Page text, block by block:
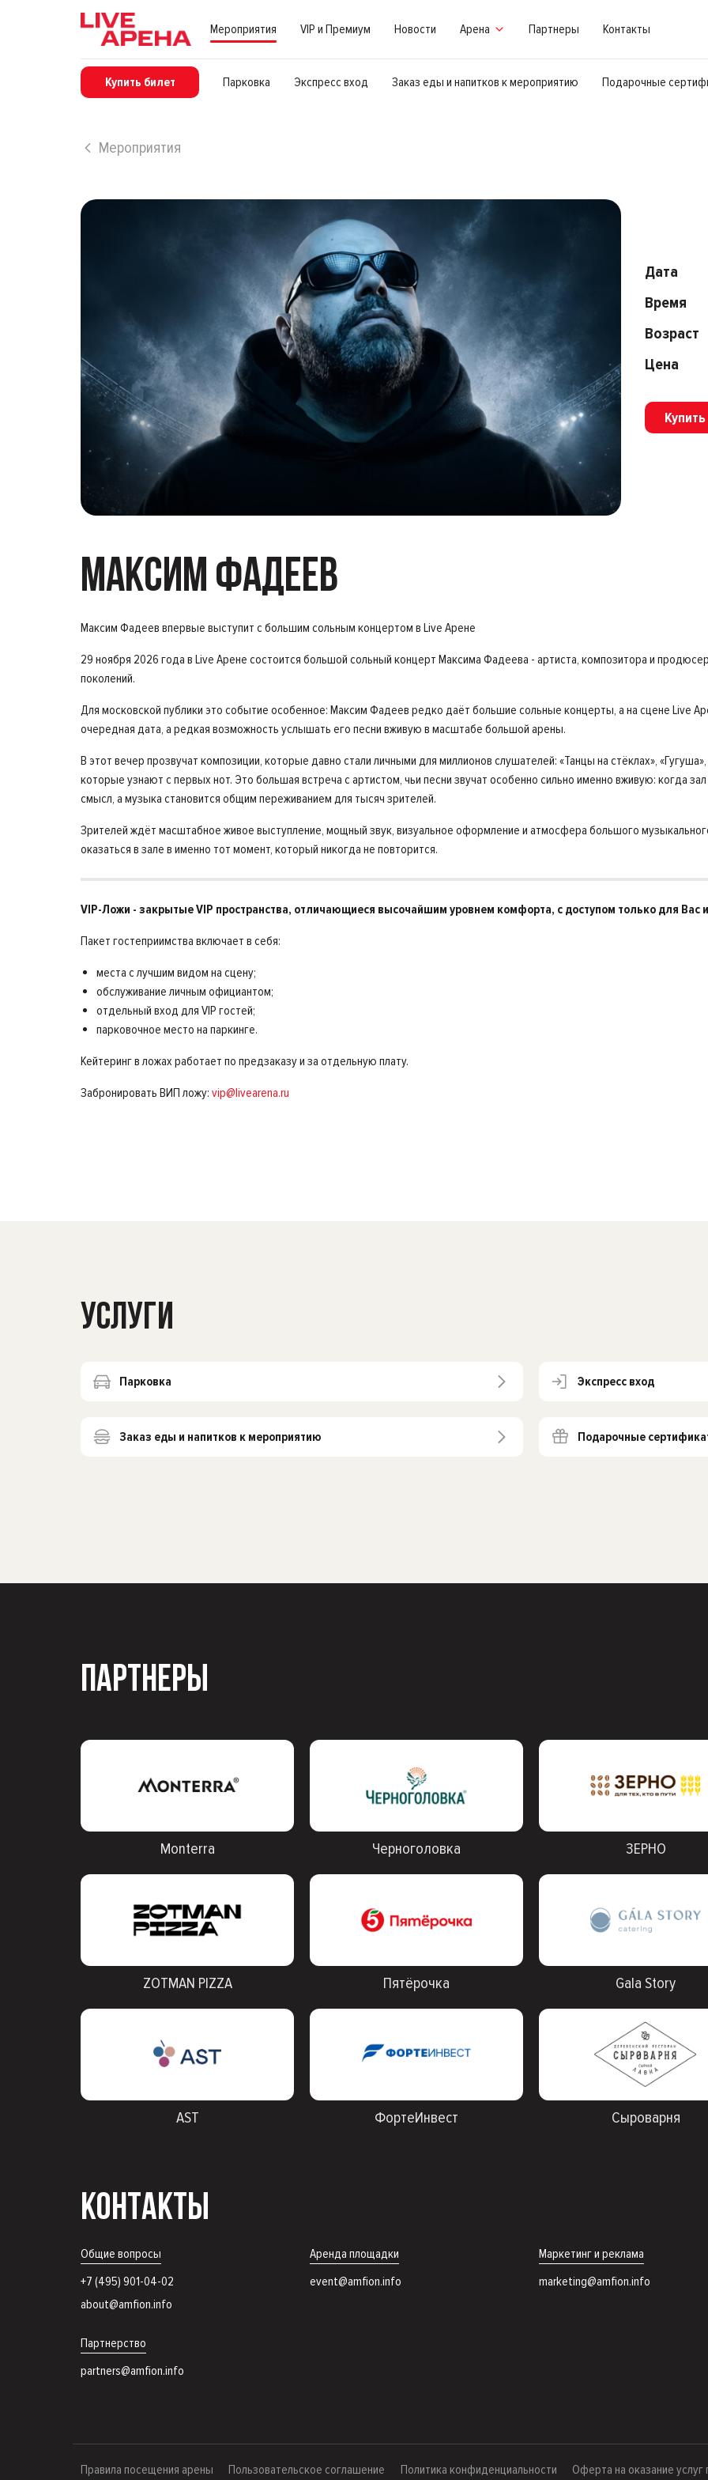
Мероприятия VIP и Премиум Новости Арена Партнеры Контакты
Купить билет Парковка Экспресс вход Заказ еды и напитков к мероприятию Подарочные
Мероприятия
Дата
Время
Возраст
Цена
Купить
МАКСИМ ФАДЕЕВ
Максим Фадеев впервые выступит с большим сольным концертом в Live Арене
29 ноября 2026 года в Live Арене состоится большой сольный концерт Максима Фадеева - артиста, композитора и
поколений.
Для московской публики это событие особенное: Максим Фадеев редко даёт большие сольные концерты, а на сцене Live
очередная дата, а редкая возможность услышать его песни вживую в масштабе большой арены.
В этот вечер прозвучат композиции, которые давно стали личными для миллионов слушателей: «Танцы на стёклах»,
которые узнают с первых нот. Это большая встреча с артистом, чьи песни звучат особенно сильно именно вживую: когда
смысл, а музыка становится общим переживанием для тысяч зрителей.
Зрителей ждёт масштабное живое выступление, мощный звук, визуальное оформление и атмосфера большого
оказаться в зале в именно тот момент, который никогда не повторится.
VIP-Ложи - закрытые VIP пространства, отличающиеся высочайшим уровнем комфорта, с доступом только для Вас
Пакет гостеприимства включает в себя:
места с лучшим видом на сцену;
обслуживание личным официантом;
отдельный вход для VIP гостей;
парковочное место на паркинге.
Кейтеринг в ложах работает по предзаказу и за отдельную плату.
Забронировать ВИП ложу: vip@livearena.ru
УСЛУГИ
Парковка Экспресс вход
Заказ еды и напитков к мероприятию Подарочные
ПАРТНЕРЫ
Monterra Черноголовка ЗЕРНО
ZOTMAN PIZZA Пятёрочка Gala Story
AST ФортеИнвест Сыроварня
КОНТАКТЫ
Общие вопросы
+7 (495) 901-04-02
about@amfion.info
Аренда площадки
event@amfion.info
Маркетинг и реклама
marketing@amfion.info
Партнерство
partners@amfion.info
Правила посещения арены Пользовательское соглашение Политика конфиденциальности Оферта на оказание